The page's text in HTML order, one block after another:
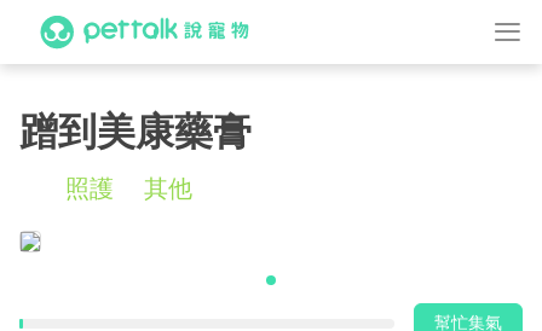
蹭到美康藥膏
照護 其他
幫忙集氣